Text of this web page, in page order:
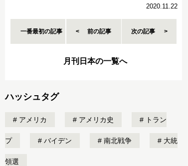
2020.11.22
一番最初の記事 前の記事 次の記事
月刊日本の一覧へ
ハッシュタグ
アメリカ アメリカ史 トラン
プ バイデン 南北戦争 大統
領選